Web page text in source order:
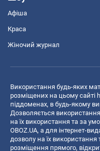
Афіша
Краса
Жіночий журнал
Використання будь-яких
розміщених на цьому сайті
піддоменах, в будь-якому
Дозволяється
на їх використання та за
OBOZ.UA, а для інтернет-
дозволу на їх
розміщення прямого,